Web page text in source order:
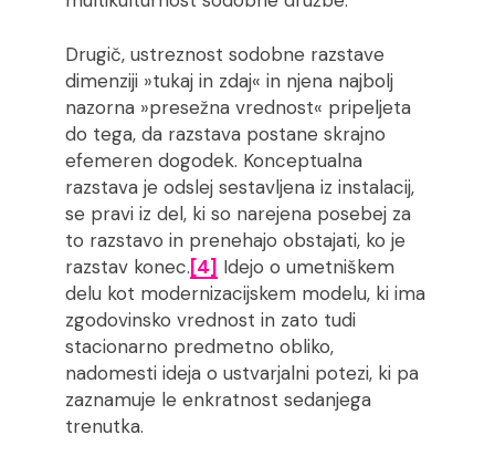
Drugič, ustreznost sodobne razstave
dimenziji »tukaj in zdaj« in njena najbolj
nazorna »presežna vrednost« pripeljeta
do tega, da razstava postane skrajno
efemeren dogodek. Konceptualna
razstava je odslej sestavljena iz instalacij,
se pravi iz del, ki so narejena posebej za
to razstavo in prenehajo obstajati, ko je
razstav konec.[4] Idejo o umetniškem
delu kot modernizacijskem modelu, ki ima
zgodovinsko vrednost in zato tudi
stacionarno predmetno obliko,
nadomesti ideja o ustvarjalni potezi, ki pa
zaznamuje le enkratnost sedanjega
trenutka.